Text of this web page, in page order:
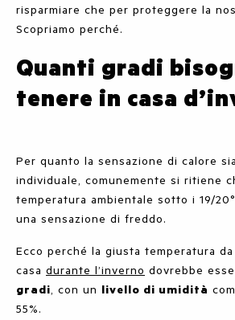
risparmiare che per proteggere la
Scopriamo perché.
Quanti gradi
tenere in casa
Per quanto la sensazione di calore
individuale, comunemente si ritiene
temperatura ambientale sotto i 19/
una sensazione di freddo.
Ecco perché la giusta temperatura
casa durante l’inverno dovrebbe
gradi, con un livello di umidità
55%.